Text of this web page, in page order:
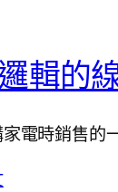
輯的
電時銷售的